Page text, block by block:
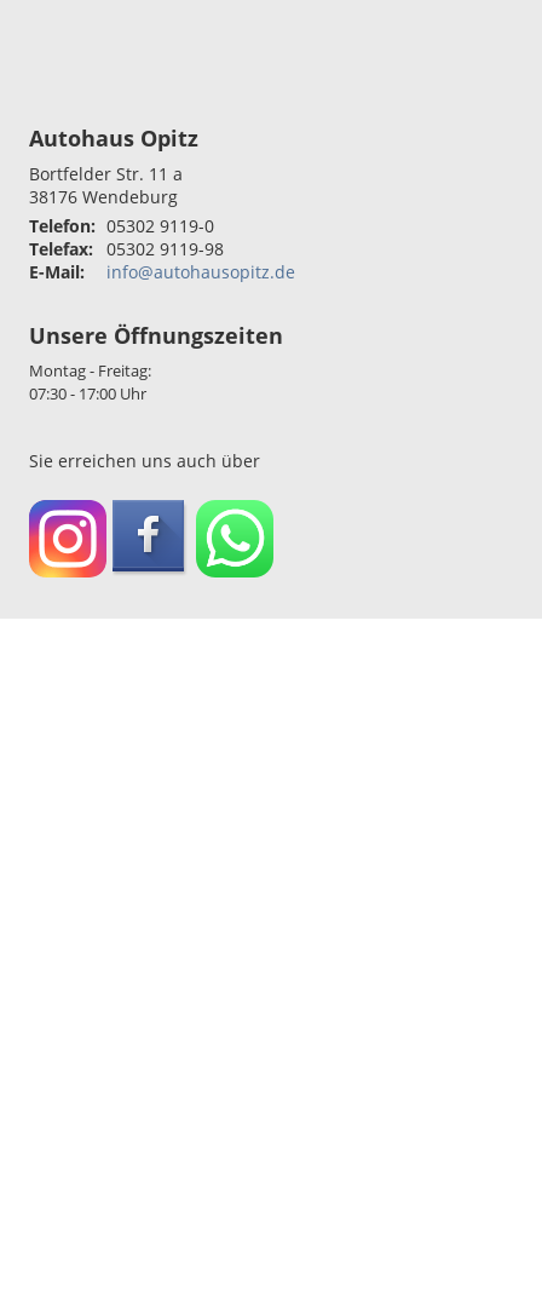
Autohaus Opitz
Bortfelder Str. 11 a
38176 Wendeburg
Telefon: 05302 9119-0
Telefax:
05302 9119-98
E-Mail:
info@autohausopitz.de
Unsere Öffnungszeiten
Montag - Freitag:
07:30 - 17:00 Uhr
Sie erreichen uns auch über